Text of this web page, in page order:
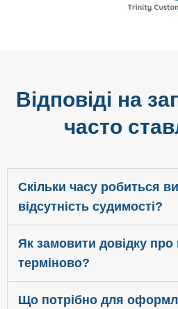
Відповіді на
часто
Скільки часу робиться
відсутність судимості?
Як замовити довідку про
терміново?
Що потрібно для